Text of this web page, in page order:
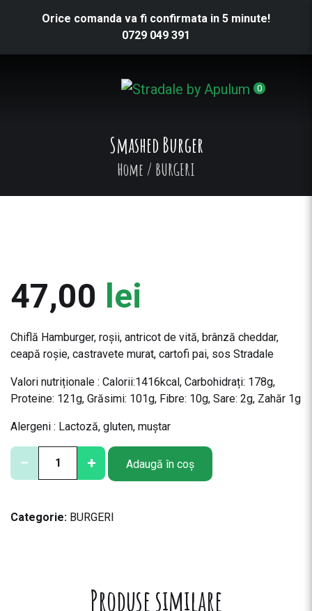
Orice comanda va fi confirmata in 5 minute!
0729 049 391
0
Smashed Burger
Home / BURGERI
47,00 lei
Chiflă Hamburger, roșii, antricot de vită, brânză cheddar,
ceapă roșie, castravete murat, cartofi pai, sos Stradale
Valori nutriționale : Calorii:1416kcal, Carbohidrați: 178g,
Proteine: 121g, Grăsimi: 101g, Fibre: 10g, Sare: 2g, Zahăr 1g
Alergeni : Lactoză, gluten, muștar
C
i
− + Adaugă în coș
Categorie: BURGERI
Produse similare